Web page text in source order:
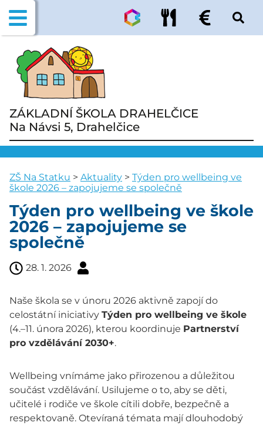
ZÁKLADNÍ ŠKOLA DRAHELČICE
Na Návsi 5, Drahelčice
ZŠ Na Statku > Aktuality > Týden pro wellbeing ve
škole 2026 – zapojujeme se společně
Týden pro wellbeing ve škole
2026 – zapojujeme se
společně
28. 1. 2026
Naše škola se v únoru 2026 aktivně zapojí do
celostátní iniciativy Týden pro wellbeing ve škole
(4.–11. února 2026), kterou koordinuje Partnerství
pro vzdělávání 2030+.
Wellbeing vnímáme jako přirozenou a důležitou
součást vzdělávání. Usilujeme o to, aby se děti,
učitelé i rodiče ve škole cítili dobře, bezpečně a
respektovaně. Otevíraná témata mají dlouhodobý